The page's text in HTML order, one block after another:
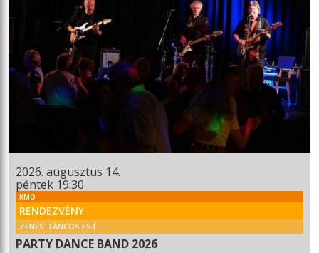
2026. augusztus 14.
péntek 19:30
KMO
RENDEZVÉNY
ZENÉS-TÁNCOS EST
PARTY DANCE BAND 2026